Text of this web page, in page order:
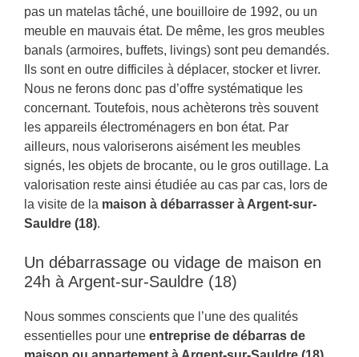
pas un matelas tâché, une bouilloire de 1992, ou un
meuble en mauvais état. De même, les gros meubles
banals (armoires, buffets, livings) sont peu demandés.
Ils sont en outre difficiles à déplacer, stocker et livrer.
Nous ne ferons donc pas d’offre systématique les
concernant. Toutefois, nous achèterons très souvent
les appareils électroménagers en bon état. Par
ailleurs, nous valoriserons aisément les meubles
signés, les objets de brocante, ou le gros outillage. La
valorisation reste ainsi étudiée au cas par cas, lors de
la visite de la maison à débarrasser à Argent-sur-
Sauldre (18).
Un débarrassage ou vidage de maison en
24h à Argent-sur-Sauldre (18)
Nous sommes conscients que l’une des qualités
essentielles pour une entreprise de débarras de